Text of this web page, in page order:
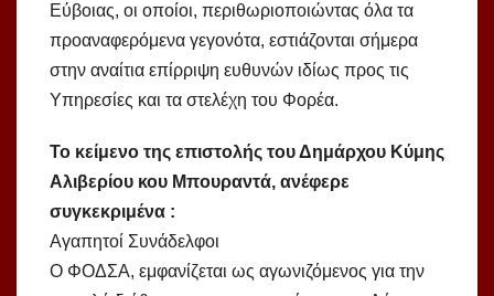
Εύβοιας, οι οποίοι, περιθωριοποιώντας όλα τα
προαναφερόμενα γεγονότα, εστιάζονται σήμερα
στην αναίτια επίρριψη ευθυνών ιδίως προς τις
Υπηρεσίες και τα στελέχη του Φορέα.
Το κείμενο της επιστολής του Δημάρχου Κύμης
Αλιβερίου κου Μπουραντά, ανέφερε
συγκεκριμένα :
Αγαπητοί Συνάδελφοι
Ο ΦΟΔΣΑ, εμφανίζεται ως αγωνιζόμενος για την